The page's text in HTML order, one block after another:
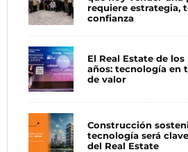
requiere estrategia,
confianza
El Real Estate de
años: tecnología en
de valor
Construcción
tecnología será
del Real Estate